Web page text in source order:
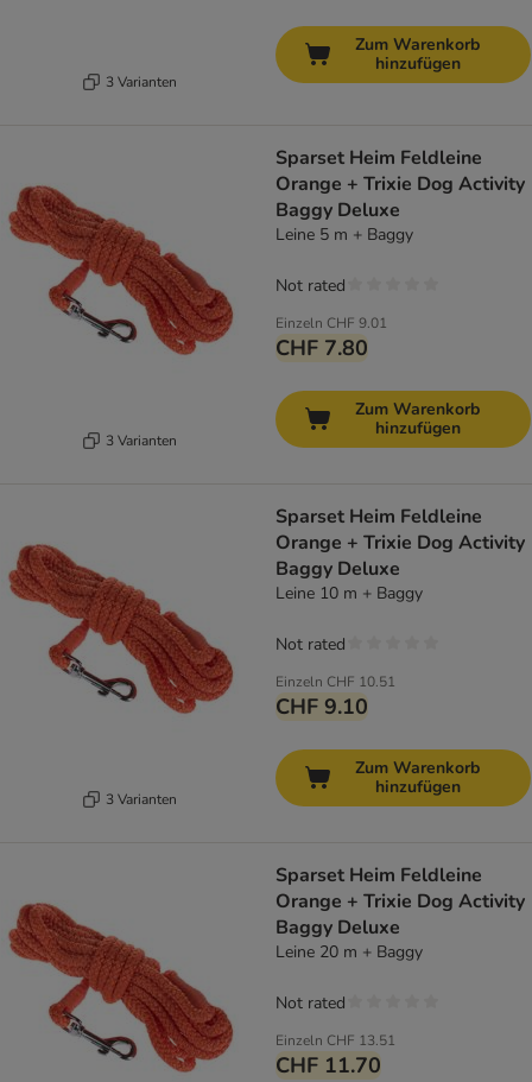
3 Varianten
Zum Warenkorb
hinzufügen
3 Varianten
Sparset Heim Feldleine
Orange + Trixie Dog Activity
Baggy Deluxe
Leine 5 m + Baggy
Einzeln CHF 9.01
CHF 7.80
Not rated
Zum Warenkorb
hinzufügen
3 Varianten
Sparset Heim Feldleine
Orange + Trixie Dog Activity
Baggy Deluxe
Leine 10 m + Baggy
Einzeln CHF 10.51
CHF 9.10
Not rated
Zum Warenkorb
hinzufügen
Sparset Heim Feldleine
Orange + Trixie Dog Activity
Baggy Deluxe
Leine 20 m + Baggy
Einzeln CHF 13.51
CHF 11.70
Not rated